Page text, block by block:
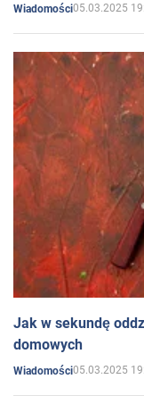
Wiadomości05.03.2025
Jak w sekundę
domowych
Wiadomości05.03.2025